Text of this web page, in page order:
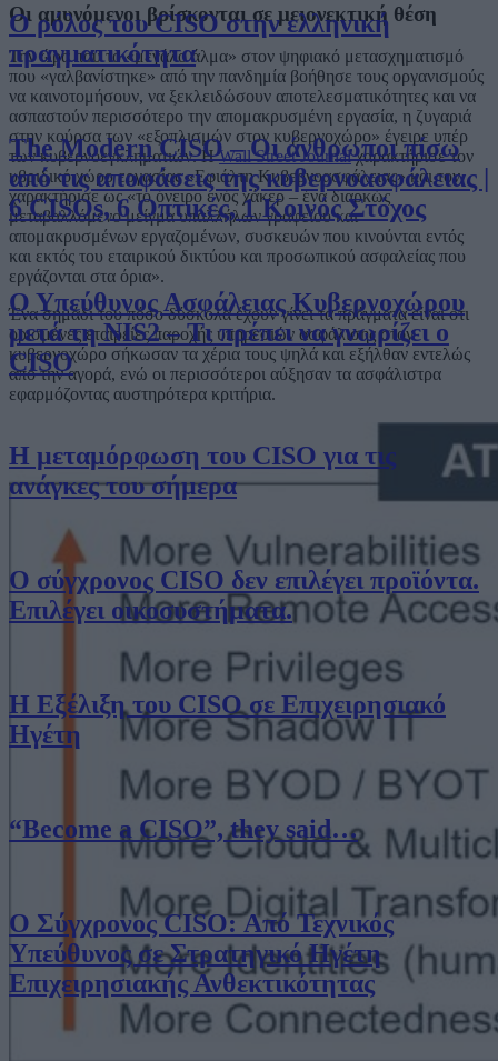
Ο ρόλος του CISO στην ελληνική
πραγματικότητα
The Modern CISO – Οι άνθρωποι πίσω
από τις αποφάσεις της κυβερνοασφάλειας |
6 CISOs, 6 Οπτικές, 1 Κοινός Στόχος
Ο Υπεύθυνος Ασφάλειας Κυβερνοχώρου
μετά τη NIS2 – Τι πρέπει να γνωρίζει ο
CISO
Η μεταμόρφωση του CISO για τις
ανάγκες του σήμερα
Ο σύγχρονος CISO δεν επιλέγει προϊόντα.
Επιλέγει οικοσυστήματα.
Η Εξέλιξη του CISO σε Επιχειρησιακό
Ηγέτη
“Become a CISO”, they said…
Ο Σύγχρονος CISO: Από Τεχνικός
Υπεύθυνος σε Στρατηγικό Ηγέτη
Επιχειρησιακής Ανθεκτικότητας
Οι αμυνόμενοι βρίσκονται σε μειονεκτική θέση
Την ώρα που το «μεγάλο άλμα» στον ψηφιακό μετασχηματισμό
που «γαλβανίστηκε» από την πανδημία βοήθησε τους οργανισμούς
να καινοτομήσουν, να ξεκλειδώσουν αποτελεσματικότητες και να
ασπαστούν περισσότερο την απομακρυσμένη εργασία, η ζυγαριά
στην κούρσα των «εξοπλισμών στον κυβερνοχώρο» έγειρε υπέρ
των κυβερνοεγκληματιών. ΗWall Street Journalχαρακτήρισε τον
υβριδικό χώρο εργασίας «Εφιάλτη Κυβερνοασφάλειας» και τον
χαρακτήρισε ως «το όνειρο ενός χάκερ – ένα διαρκώς
μεταβαλλόμενο μείγμα υπαλλήλων γραφείου και
απομακρυσμένων εργαζομένων, συσκευών που κινούνται εντός
και εκτός του εταιρικού δικτύου και προσωπικού ασφαλείας που
εργάζονται στα όρια».
Ένα σημάδι του πόσο δύσκολα έχουν γίνει τα πράγματα είναι ότι
ορισμένες εταιρείες παροχής υπηρεσιών ασφάλισης στον
κυβερνοχώρο σήκωσαν τα χέρια τους ψηλά και εξήλθαν εντελώς
από την αγορά, ενώ οι περισσότεροι αύξησαν τα ασφάλιστρα
εφαρμόζοντας αυστηρότερα κριτήρια.